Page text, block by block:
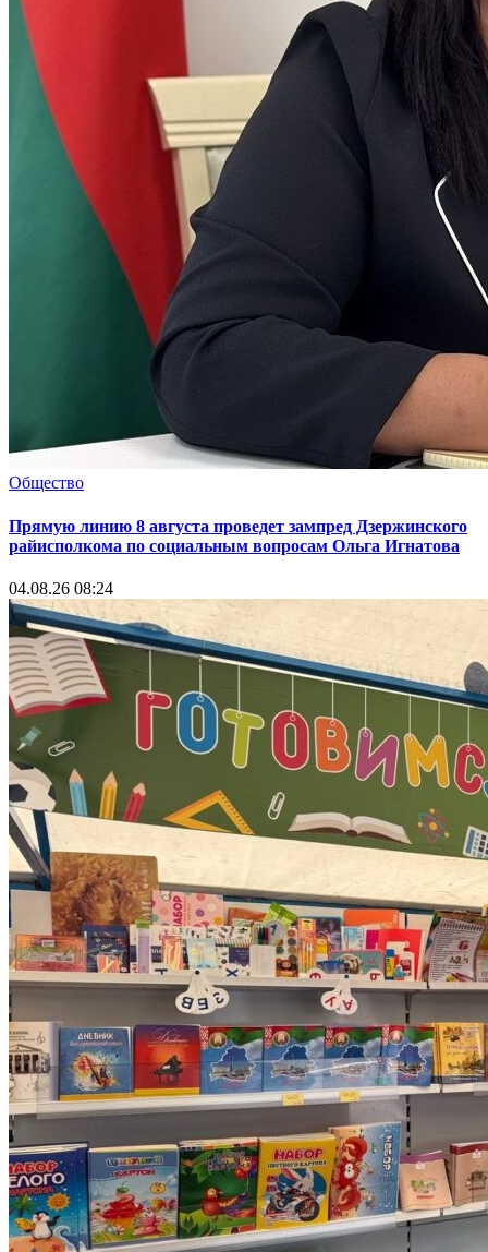
Общество
Прямую линию 8 августа проведет зампред Дзержинского
райисполкома по социальным вопросам Ольга Игнатова
04.08.26 08:24